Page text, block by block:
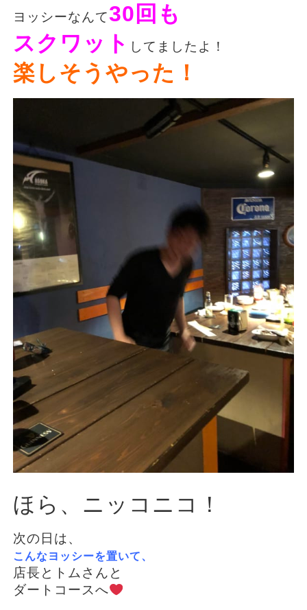
ヨッシーなんて30回も
スクワット してましたよ！
楽しそうやった！
ほら、ニッコニコ！
次の日は、
こんなヨッシーを置いて、
店長とトムさんと
ダートコースへ